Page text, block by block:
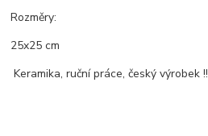
Rozměry:
25x25 cm
Keramika, ruční práce, český výrobek !!